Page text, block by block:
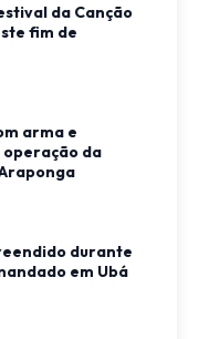
da Canção
fim de
arma e
da
durante
em Ubá